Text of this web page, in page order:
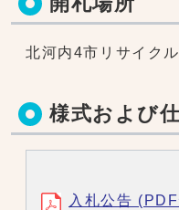
北河内4市リサイク
様式および
入札公告